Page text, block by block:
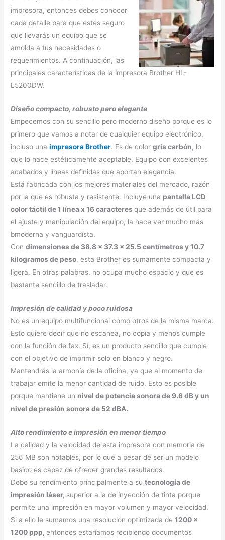
impresora, entonces debes conocer
cada detalle para que estés seguro
que llevarás un equipo que se
amolda a tus necesidades o
requerimientos. A continuación, las
principales características de la impresora Brother HL-
L5200DW.
Diseño compacto, robusto pero elegante
Empecemos con su sencillo pero moderno diseño porque es lo
primero que vamos a notar de cualquier equipo electrónico,
incluso unaimpresora Brother. Es de colorgris carbón, lo
que lo hace estéticamente aceptable. Equipo con excelentes
acabados y líneas definidas que aportan elegancia.
Está fabricada con los mejores materiales del mercado, razón
por la que es robusta y resistente. Incluye una pantalla LCD
color táctil de 1 línea x 16 caracteresque además de útil para
el ajuste y manipulación del equipo, la hace ver mucho más
bmoderna y vanguardista.
Condimensiones de 38.8 x 37.3 x 25.5 centímetros y 10.7
kilogramos de peso, esta Brother es sumamente compacta y
ligera. En otras palabras, no ocupa mucho espacio y que es
bastante sencillo de trasladar.
Impresión de calidad y poco ruidosa
No es un equipo multifuncional como otros de la misma marca.
Esto quiere decir que no escanea, no copia y menos cumple
con la función de fax. Sí, es un producto sencillo que cumple
con el objetivo de imprimir solo en blanco y negro.
Mantendrás la armonía de la oficina, ya que al momento de
trabajar emite la menor cantidad de ruido. Esto es posible
porque mantiene un nivel de potencia sonora de 9.6 dB y un
nivel de presión sonora de 52 dBA.
Alto rendimiento e impresión en menor tiempo
La calidad y la velocidad de esta impresora con memoria de
256 MB son notables, por lo que a pesar de ser un modelo
básico es capaz de ofrecer grandes resultados.
Debe su rendimiento principalmente a sutecnología de
impresión láser, superior a la de inyección de tinta porque
permite una impresión en mayor volumen y mayor velocidad.
Si a ello le sumamos una resolución optimizada de1200 x
1200 ppp,entonces estaríamos recibiendo documentos